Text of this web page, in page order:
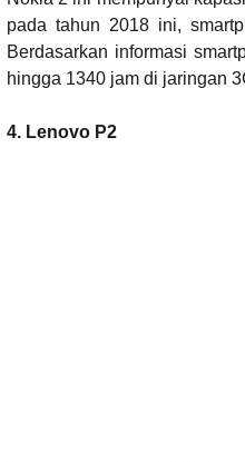
pada tahun 2018 ini,
Berdasarkan informasi
hingga 1340 jam di jaringan
4. Lenovo P2